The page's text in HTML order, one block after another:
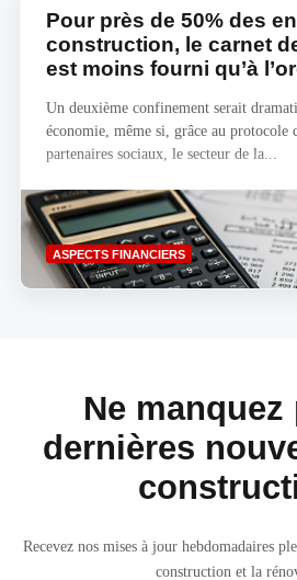
Pour près de 50% des
construction, le carnet
est moins fourni qu’à
Un deuxième confinement serait
économie, même si, grâce au protocole
partenaires sociaux, le secteur de la...
ASPECTS FINANCIERS
Ne manquez
dernières
Recevez nos mises à jour hebdomadaires
construction et la